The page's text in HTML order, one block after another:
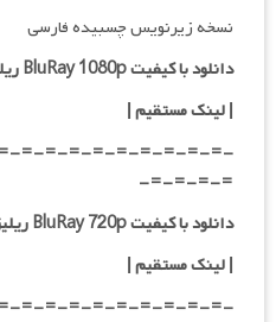
نسخه زیرنویس چسبیده فارسی
دانلود با کیفیت BluRay 1080p ریلیز F2M
|لینک مستقیم|
=-=-=-=-=-=-=-=-=-
=-=-=-=-
دانلود با کیفیت BluRay 720p ریلیز F2M
| لینک مستقیم|
=-=-=-=-=-=-=-=-=-